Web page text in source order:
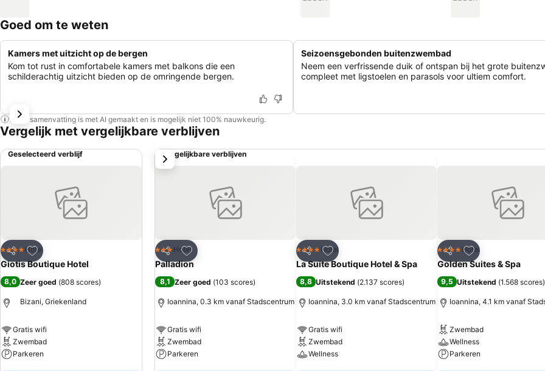
Goed om te weten
Kamers met uitzicht op de bergen
Kom tot rust in comfortabele kamers met balkons die een
schilderachtig uitzicht bieden op de omringende bergen.
Seizoensgebonden buitenzwembad
Neem een verfrissende duik of ontspan bij het grote
compleet met ligstoelen en parasols voor ultiem comfort.
Deze samenvatting is met AI gemaakt en is mogelijk niet 100% nauwkeurig.
Vergelijk met vergelijkbare verblijven
Geselecteerd verblijf
Delen
Toevoegen aan favorieten
4 SterrenHotel
Giotis Boutique Hotel
8,0 Zeer goed (808 scores)
Bizani, Griekenland
Gratis wifi
Zwembad
Parkeren
Vergelijkbare verblijven
Delen
Toevoegen aan favorieten
3 Sterren
Hotel
Palladion
8,1 Zeer goed (103 scores)
Ioannina, 0.3 km vanaf Stadscentrum
Gratis wifi
Zwembad
Parkeren
Delen
Toevoegen aan favorieten
4 SterrenHotel
La Suite Boutique Hotel & Spa
8,8 Uitstekend (2.137 scores)
Ioannina, 3.0 km vanaf Stadscentrum
Gratis wifi
Zwembad
Wellness
Delen
Toevoegen aan
4 SterrenHotel
Golden Suites & Spa
9,5 Uitstekend (1.568 scores)
Ioannina, 4.1 km vanaf
Zwembad
Wellness
Parkeren
volgende